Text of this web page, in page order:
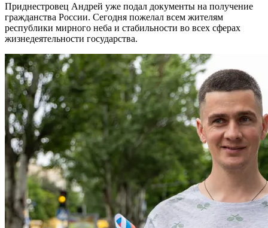
Приднестровец Андрей уже подал документы на получение
гражданства России. Сегодня пожелал всем жителям
республики мирного неба и стабильности во всех сферах
жизнедеятельности государства.